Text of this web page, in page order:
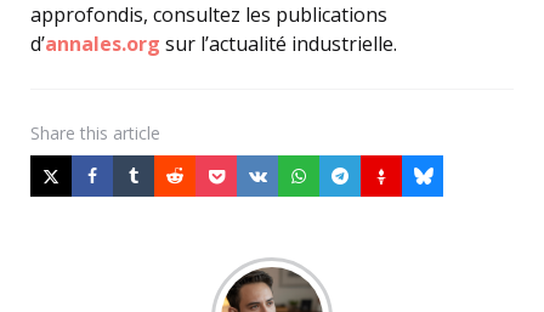
approfondis, consultez les publications
d’annales.org sur l’actualité industrielle.
Share this article